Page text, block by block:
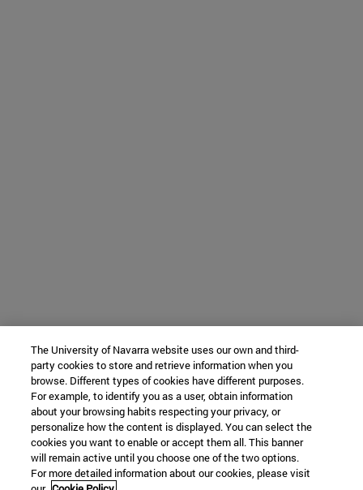
The University of Navarra website uses our own and third-
party cookies to store and retrieve information when you
browse. Different types of cookies have different purposes.
For example, to identify you as a user, obtain information
about your browsing habits respecting your privacy, or
personalize how the content is displayed. You can select the
cookies you want to enable or accept them all. This banner
will remain active until you choose one of the two options.
For more detailed information about our cookies, please visit